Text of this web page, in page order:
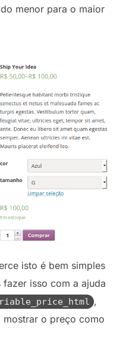
menor para o maior
isto é bem simples
isso com a ajuda
,
o preço como